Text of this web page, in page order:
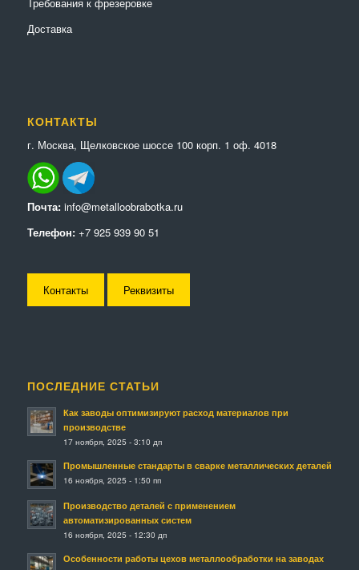
Доставка
КОНТАКТЫ
г. Москва, Щелковское шоссе 100 корп. 1 оф. 4018
Почта: info@metalloobrabotka.ru
Телефон: +7 925 939 90 51
Контакты Реквизиты
ПОСЛЕДНИЕ СТАТЬИ
Как заводы оптимизируют расход материалов при
производстве
17 ноября, 2025 - 3:10 дп
Промышленные стандарты в сварке металлических деталей
16 ноября, 2025 - 1:50 пп
Производство деталей с применением
автоматизированных систем
16 ноября, 2025 - 12:30 дп
Особенности работы цехов металлообработки на заводах